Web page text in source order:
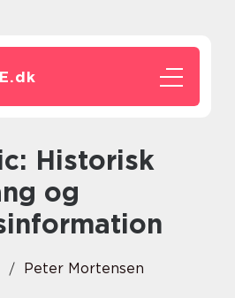
dk
og
Peter Mortensen